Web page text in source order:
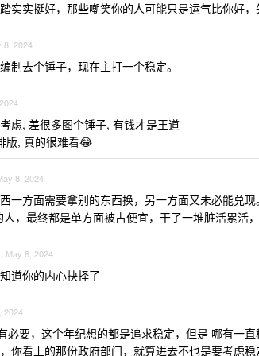
实实挺好，那些嘲笑你的人可能只是运气比你好
8, 2024
制去个锤子，现在主打一个稳定。
虑, 差很多图个锤子, 有钱才是王道
版, 真的很难看😂
8, 2024
一方面需要拿别的东西换，另一方面又未必能兑
人，最终都是单方面被占便宜，干了一堆脏活累活
May 8, 2024
道你的内心抉择了
2024
必要，这个年纪想的都是追求稳定，但是 哪有一
你看上的那份政府部门，就算进去不也是要考虑稳